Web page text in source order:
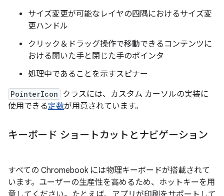
サイズ変更が可能なレイヤの四隅におけるサイズ変
更ハンドル
クリック＆ドラッグ操作で移動できるコンテンツに
おける開いた手と閉じた手のポインタ
処理中であることを示すスピナー
PointerIcon
クラスには、カスタム カーソルの実装に
使用できる定数が用意されています。
キーボード ショートカットとナビゲーション
すべての Chromebook には物理キーボードが搭載されて
います。ユーザーの生産性を高めるため、ホットキーを用